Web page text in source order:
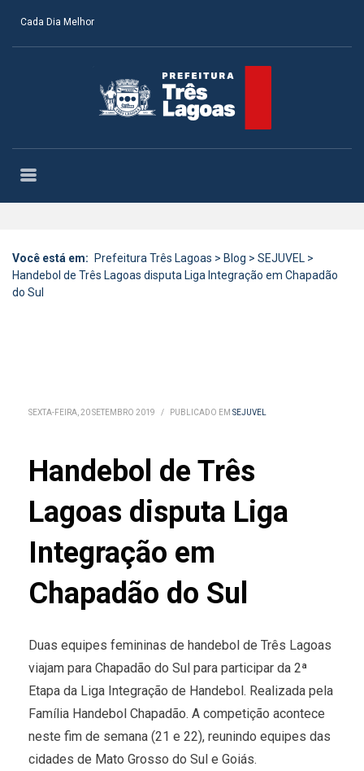
Cada Dia Melhor
Você está em: Prefeitura Três Lagoas > Blog > SEJUVEL >
Handebol de Três Lagoas disputa Liga Integração em Chapadão
do Sul
SEXTA-FEIRA, 20 SETEMBRO 2019 / PUBLICADO EM SEJUVEL
Handebol de Três
Lagoas disputa Liga
Integração em
Chapadão do Sul
Duas equipes femininas de handebol de Três Lagoas
viajam para Chapadão do Sul para participar da 2ª
Etapa da Liga Integração de Handebol. Realizada pela
Família Handebol Chapadão. A competição acontece
neste fim de semana (21 e 22), reunindo equipes das
cidades de Mato Grosso do Sul e Goiás.